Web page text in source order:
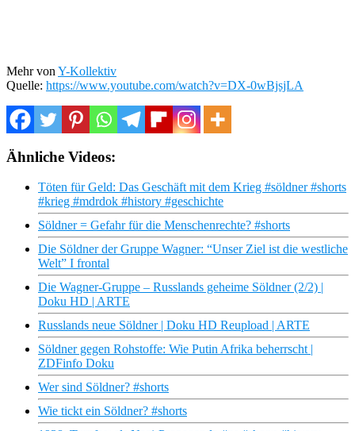
Mehr von Y-Kollektiv
Quelle: https://www.youtube.com/watch?v=DX-0wBjsjLA
Ähnliche Videos:
Töten für Geld: Das Geschäft mit dem Krieg #söldner #shorts
#krieg #mdrdok #history #geschichte
Söldner = Gefahr für die Menschenrechte? #shorts
Die Söldner der Gruppe Wagner: “Unser Ziel ist die westliche
Welt” I frontal
Die Wagner-Gruppe – Russlands geheime Söldner (2/2) |
Doku HD | ARTE
Russlands neue Söldner | Doku HD Reupload | ARTE
Söldner gegen Rohstoffe: Wie Putin Afrika beherrscht |
ZDFinfo Doku
Wer sind Söldner? #shorts
Wie tickt ein Söldner? #shorts